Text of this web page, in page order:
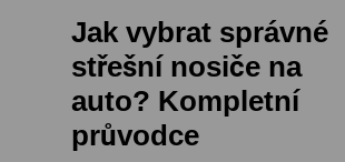
Jak vybrat správné
střešní nosiče na
auto? Kompletní
průvodce